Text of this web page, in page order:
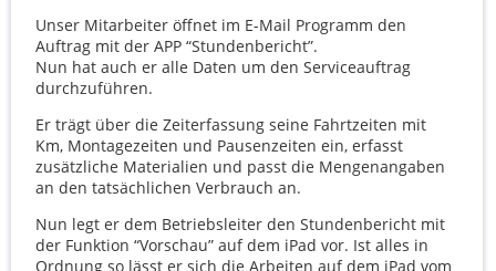
Unser Mitarbeiter öffnet im E-Mail Programm den
Auftrag mit derAPP “Stundenbericht”.
Nun hat auch er alle Daten um den Serviceauftrag
durchzuführen.
Er trägt über die Zeiterfassung seine Fahrtzeiten mit
Km, Montagezeiten und Pausenzeiten ein, erfasst
zusätzliche Materialien und passt die Mengenangaben
an den tatsächlichen Verbrauch an.
Nun legt er dem Betriebsleiter den Stundenbericht mit
der Funktion “Vorschau” auf dem iPad vor. Ist alles in
Ordnung so lässt er sich die Arbeiten auf dem iPad vom